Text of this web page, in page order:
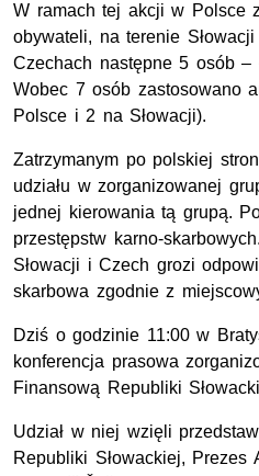
W ramach tej akcji w Polsce
obywateli, na terenie
Czechach następne 5 osób –
Wobec 7 osób zastosowano
Polsce i 2 na Słowacji).
Zatrzymanym po polskiej
udziału w zorganizowanej
jednej kierowania tą grupą.
przestępstw karno-
Słowacji i Czech grozi
skarbowa zgodnie z
Dziś o godzinie 11:00 w
konferencja prasowa
Finansową Republiki
Udział w niej wzięli
Republiki Słowackiej, Prezes